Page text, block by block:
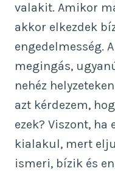
valakit. Amikor
akkor elkezdek
engedelmesség.
megingás,
nehéz
azt kérdezem,
ezek? Viszont, ha
kialakul, mert
ismeri, bízik és